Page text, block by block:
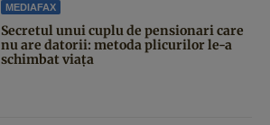
MEDIAFAX
Secretul unui cuplu de pensionari care
nu are datorii: metoda plicurilor le-a
schimbat viața